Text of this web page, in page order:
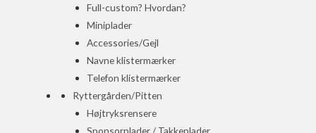
Full-custom? Hvordan?
Miniplader
Accessories/Gejl
Navne klistermærker
Telefon klistermærker
Ryttergården/Pitten
Højtryksrensere
Sponsorplader / Takkeplader